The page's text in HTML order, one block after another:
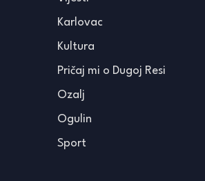
Karlovac
Kultura
Pričaj mi o Dugoj Resi
Ozalj
Ogulin
Sport